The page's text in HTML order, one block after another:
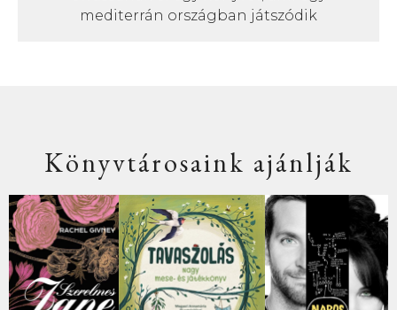
mediterrán országban játszódik
Könyvtárosaink ajánlják